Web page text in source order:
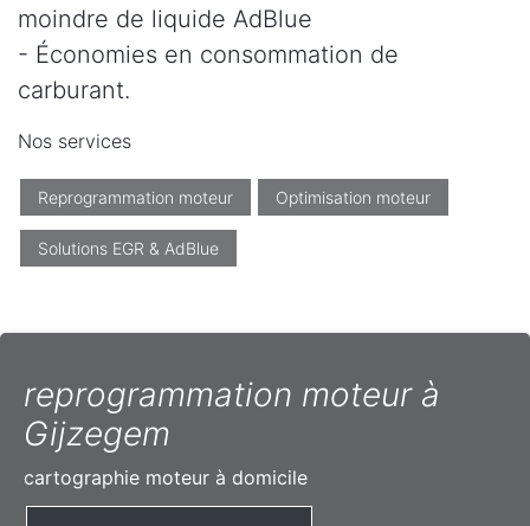
moindre de liquide AdBlue
- Économies en consommation de
carburant.
Nos services
Reprogrammation moteur Optimisation moteur
Solutions EGR & AdBlue
reprogrammation moteur à
Gijzegem
cartographie moteur à domicile